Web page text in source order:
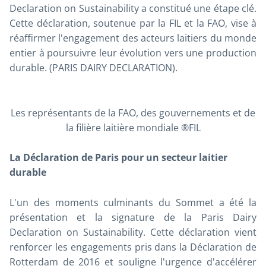
Declaration on Sustainabilitya constitué une étape clé.
Cette déclaration, soutenue par la FIL et la FAO, vise à
réaffirmer l'engagement des acteurs laitiers du monde
entier à poursuivre leur évolution vers une production
durable. (PARIS DAIRY DECLARATION).
Les représentants de la FAO, des gouvernements et de
la filière laitière mondiale ®FIL
La Déclaration de Paris pour un secteur laitier
durable
L'un des moments culminants du Sommet a été la
présentation et la signature de la Paris Dairy
Declaration on Sustainability. Cette déclaration vient
renforcer les engagements pris dans la Déclaration de
Rotterdam de 2016 et souligne l'urgence d'accélérer